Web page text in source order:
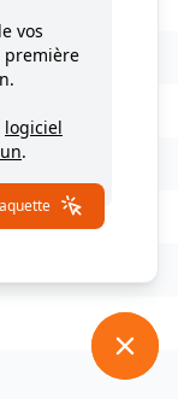
vos
première
logiciel
.